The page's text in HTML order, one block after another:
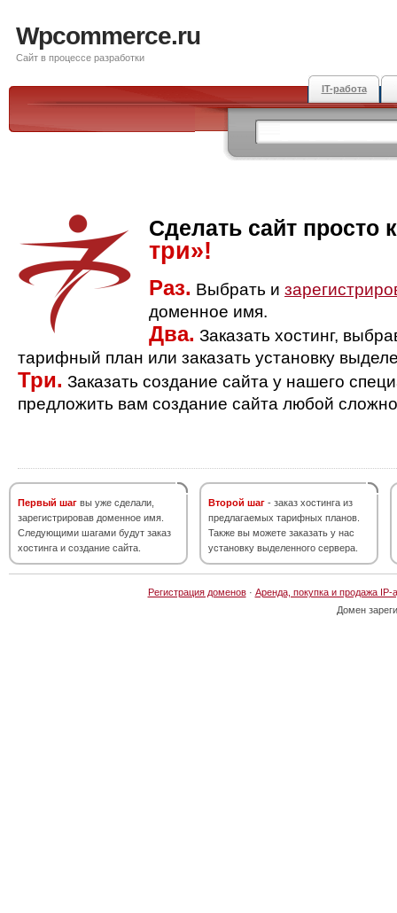
Wpcommerce.ru
Сайт в процессе разработки
IT-работа
Сделать сайт просто
три»!
Раз. Выбрать и
доменное имя.
Два. Заказать хостинг,
тарифный план или заказать установку
Три. Заказать создание сайта у нашего
предложить вам создание сайта любой
Первый шаг вы уже сделали,
зарегистрировав доменное имя.
Следующими шагами будут заказ
хостинга и создание сайта.
Второй шаг - заказ хостинга из
предлагаемых тарифных планов.
Также вы можете заказать у нас
установку выделенного сервера.
Регистрация доменов· Аренда, покупка и продажа IP-
Домен